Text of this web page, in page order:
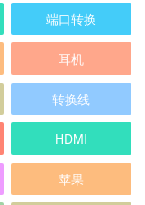
端口转换
耳机
转换线
HDMI
苹果